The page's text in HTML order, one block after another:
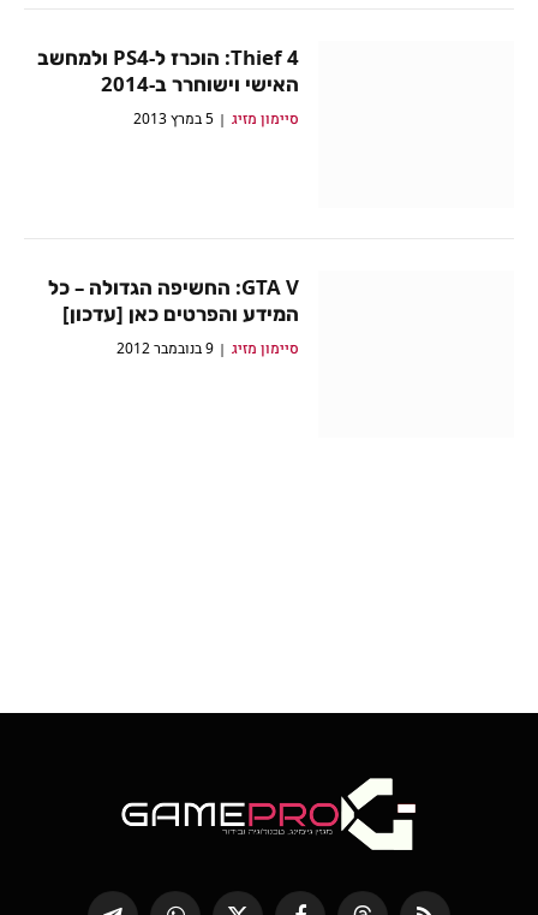
Thief 4: הוכרז ל-PS4 ולמחשב
האישי וישוחרר ב-2014
סיימון מזיג 5 במרץ 2013
GTA V: החשיפה הגדולה – כל
המידע והפרטים כאן [עדכון]
סיימון מזיג 9 בנובמבר 2012